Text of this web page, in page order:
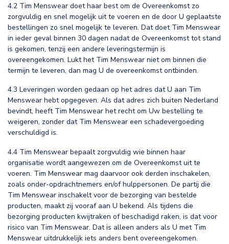
4.2 Tim Menswear doet haar best om de Overeenkomst zo
zorgvuldig en snel mogelijk uit te voeren en de door U geplaatste
bestellingen zo snel mogelijk te leveren. Dat doet Tim Menswear
in ieder geval binnen 30 dagen nadat de Overeenkomst tot stand
is gekomen, tenzij een andere leveringstermijn is
overeengekomen. Lukt het Tim Menswear niet om binnen die
termijn te leveren, dan mag U de overeenkomst ontbinden.
4.3 Leveringen worden gedaan op het adres dat U aan Tim
Menswear hebt opgegeven. Als dat adres zich buiten Nederland
bevindt, heeft Tim Menswear het recht om Uw bestelling te
weigeren, zonder dat Tim Menswear een schadevergoeding
verschuldigd is.
4.4 Tim Menswear bepaalt zorgvuldig wie binnen haar
organisatie wordt aangewezen om de Overeenkomst uit te
voeren. Tim Menswear mag daarvoor ook derden inschakelen,
zoals onder-opdrachtnemers en/of hulppersonen. De partij die
Tim Menswear inschakelt voor de bezorging van bestelde
producten, maakt zij vooraf aan U bekend. Als tijdens die
bezorging producten kwijtraken of beschadigd raken, is dat voor
risico van Tim Menswear. Dat is alleen anders als U met Tim
Menswear uitdrukkelijk iets anders bent overeengekomen.